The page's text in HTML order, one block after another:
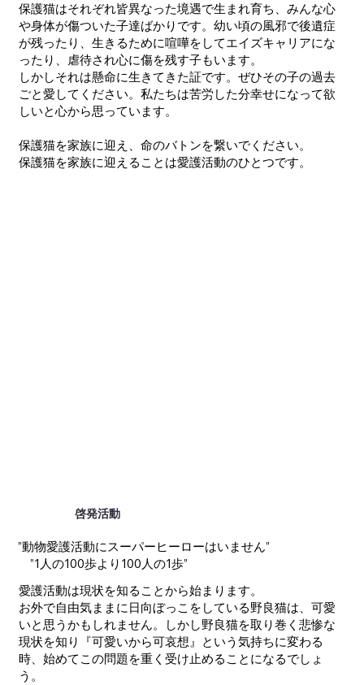
保護猫はそれぞれ皆異なった境遇で生まれ育ち、みんな心
や身体が傷ついた子達ばかりです。幼い頃の風邪で後遺症
が残ったり、生きるために喧嘩をしてエイズキャリアにな
ったり、虐待され心に傷を残す子もいます。
しかしそれは懸命に生きてきた証です。ぜひその子の過去
ごと愛してください。私たちは苦労した分幸せになって欲
しいと心から思っています。
保護猫を家族に迎え、命のバトンを繋いでください。
保護猫を家族に迎えることは愛護活動のひとつです。​
啓発活動
”動物愛護活動にスーパーヒーローはいません”
”1人の100歩より100人の1歩”
愛護活動は現状を知ることから始まります。
お外で自由気ままに日向ぼっこをしている野良猫は、可愛
いと思うかもしれません。しかし野良猫を取り巻く悲惨な
現状を知り『可愛いから可哀想』という気持ちに変わる
時、始めてこの問題を重く受け止めることになるでしょ
う。